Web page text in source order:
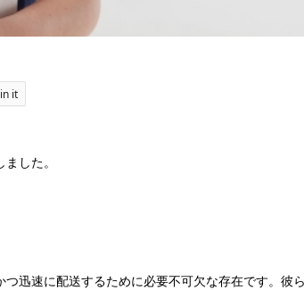
it
した。
迅速に配送するために必要不可欠な存在です。彼